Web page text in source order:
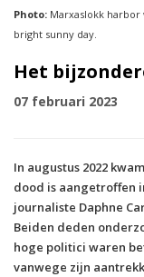
Photo: Marxaslokk
bright sunny day.
Het
07 februari 2023
In augustus 2022
dood is aangetroffen
journaliste Daphne
Beiden deden
hoge politici waren
vanwege zijn